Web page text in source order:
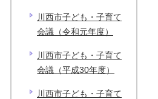
川西市子ども・子育て
会議（令和元年度）
川西市子ども・子育て
会議（平成30年度）
川西市子ども・子育て